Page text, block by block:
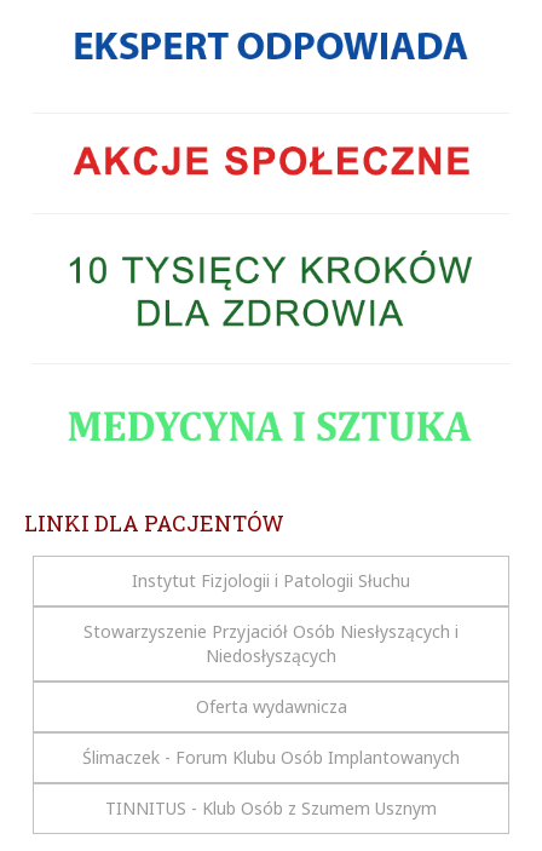
LINKI DLA PACJENTÓW
Instytut Fizjologii i Patologii Słuchu
Stowarzyszenie Przyjaciół Osób Niesłyszących i
Niedosłyszących
Oferta wydawnicza
Ślimaczek - Forum Klubu Osób Implantowanych
TINNITUS - Klub Osób z Szumem Usznym